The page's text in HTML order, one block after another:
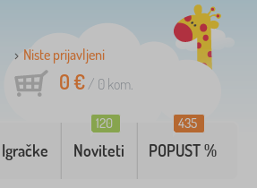
Niste prijavljeni
0 €/ 0 kom.
Igračke Noviteti
120
POPUST %
435